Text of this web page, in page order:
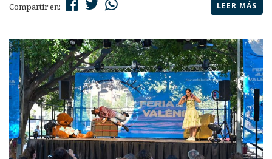
Compartir en: LEER MÁS